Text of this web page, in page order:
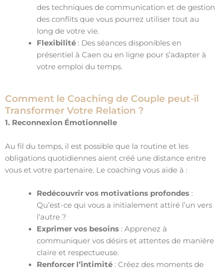
des techniques de communication et de gestion
des conflits que vous pourrez utiliser tout au
long de votre vie.
Flexibilité: Des séances disponibles en
présentiel à Caen ou en ligne pour s’adapter à
votre emploi du temps.
Comment le Coaching de Couple peut-il
Transformer Votre Relation ?
1. Reconnexion Émotionnelle
Au fil du temps, il est possible que la routine et les
obligations quotidiennes aient créé une distance entre
vous et votre partenaire. Le coaching vous aide à :
Redécouvrir vos motivations profondes:
Qu’est-ce qui vous a initialement attiré l’un vers
l’autre ?
Exprimer vos besoins: Apprenez à
communiquer vos désirs et attentes de manière
claire et respectueuse.
Renforcer l’intimité: Créez des moments de